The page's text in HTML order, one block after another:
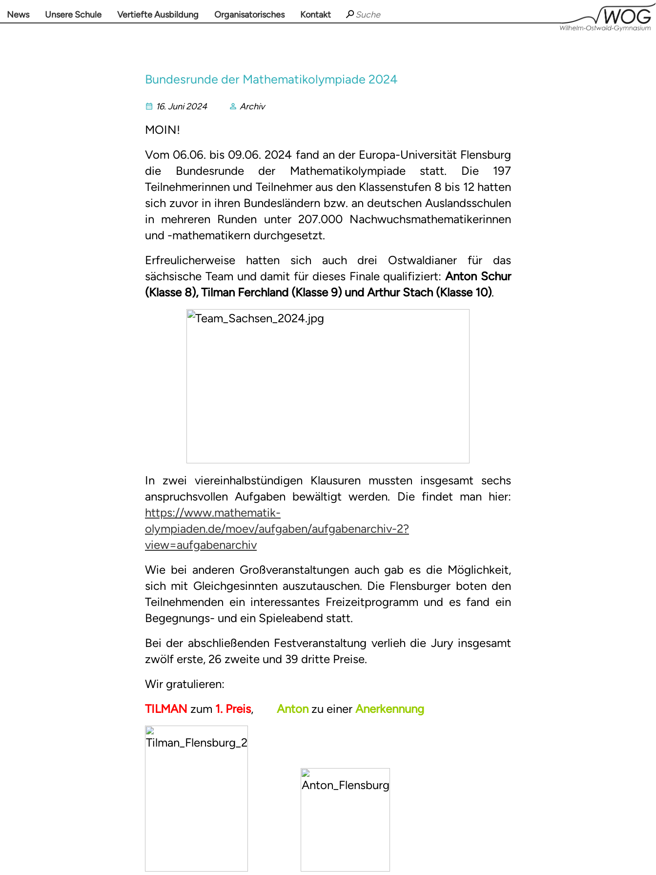
News Unsere Schule Vertiefte Ausbildung Organisatorisches Kontakt
Bundesrunde der Mathematikolympiade 2024
16. Juni 2024 Archiv
MOIN!
Vom 06.06. bis 09.06. 2024 fand an der Europa-Universität Flensburg
die Bundesrunde der Mathematikolympiade statt. Die 197
Teilnehmerinnen und Teilnehmer aus den Klassenstufen 8 bis 12 hatten
sich zuvor in ihren Bundesländern bzw. an deutschen Auslandsschulen
in mehreren Runden unter 207.000 Nachwuchsmathematikerinnen
und -mathematikern durchgesetzt.
Erfreulicherweise hatten sich auch drei Ostwaldianer für das
sächsische Team und damit für dieses Finale qualifiziert:Anton Schur
(Klasse 8), Tilman Ferchland (Klasse 9) und Arthur Stach (Klasse 10).
In zwei viereinhalbstündigen Klausuren mussten insgesamt sechs
anspruchsvollen Aufgaben bewältigt werden. Die findet man hier:
https://www.mathematik-
olympiaden.de/moev/aufgaben/aufgabenarchiv-2?
view=aufgabenarchiv
Wie bei anderen Großveranstaltungen auch gab es die Möglichkeit,
sich mit Gleichgesinnten auszutauschen. Die Flensburger boten den
Teilnehmenden ein interessantes Freizeitprogramm und es fand ein
Begegnungs- und ein Spieleabend statt.
Bei der abschließenden Festveranstaltung verlieh die Jury insgesamt
zwölf erste, 26 zweite und 39 dritte Preise.
Wir gratulieren:
TILMAN zum 1. Preis, Anton zu einer Anerkennung